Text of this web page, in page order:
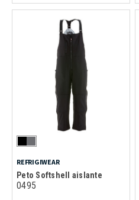
REFRIGIWEAR
Peto Softshell aislante
0495